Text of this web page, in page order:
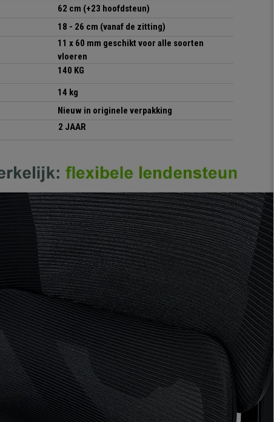
62 cm (+23 hoofdsteun)
18 - 26 cm (vanaf de zitting)
11 x 60 mm geschikt voor alle soorten
vloeren
140 KG
14 kg
Nieuw in originele verpakking
2 JAAR